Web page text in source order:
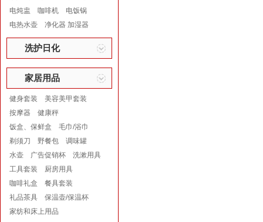
电炖盅
咖啡机
电饭锅
电热水壶
净化器 加湿器
洗护日化
家居用品
健身套装
美容美甲套装
按摩器
健康秤
饭盒、保鲜盒
毛巾/浴巾
剃须刀
野餐包
调味罐
水壶
广告促销杯
洗漱用具
工具套装
厨房用具
咖啡礼盒
餐具套装
礼品茶具
保温壶/保温杯
家纺和床上用品